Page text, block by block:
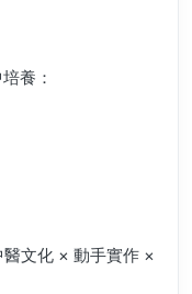
養：
文化 × 動手實作 ×